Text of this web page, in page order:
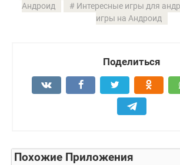
Андроид
Интересные игры для
игры на Андроид
Поделиться
Похожие Приложения